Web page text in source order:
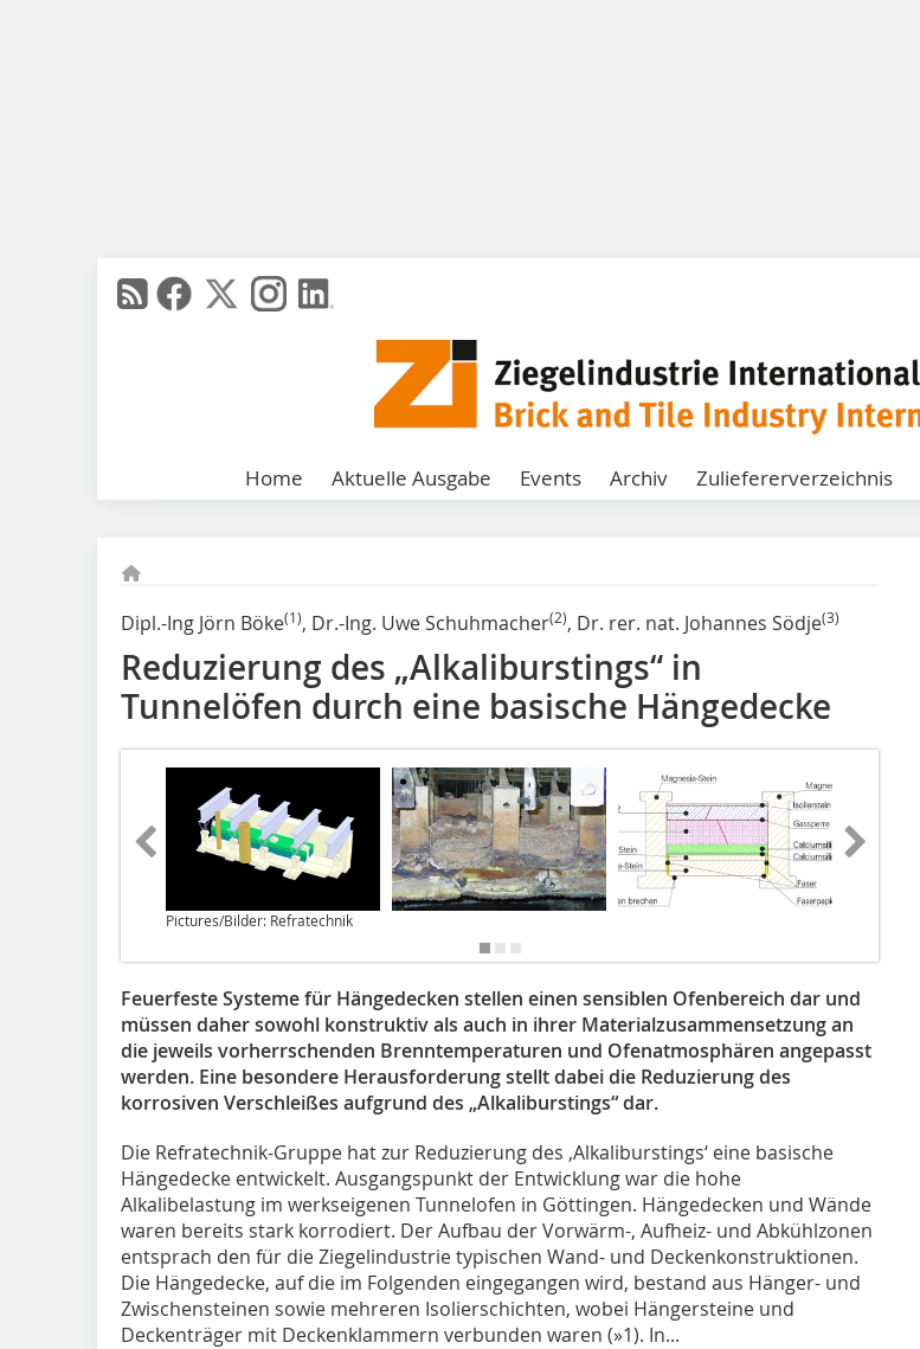
Home Aktuelle Ausgabe Events Archiv Zuliefererverzeichnis
Dipl.-Ing Jörn Böke(1), Dr.-Ing. Uwe Schuhmacher(2), Dr. rer. nat. Johannes Södje(3)
Reduzierung des „Alkaliburstings“ in
Tunnelöfen durch eine basische Hängedecke
Pictures/Bilder: Refratechnik
Feuerfeste Systeme für Hängedecken stellen einen sensiblen Ofenbereich dar und
müssen daher sowohl konstruktiv als auch in ihrer Materialzusammensetzung an
die jeweils vorherrschenden Brenntemperaturen und Ofenatmosphären angepasst
werden. Eine besondere Herausforderung stellt dabei die Reduzierung des
korrosiven Verschleißes aufgrund des „Alkaliburstings“ dar.
Die Refratechnik-Gruppe hat zur Reduzierung des ‚Alkaliburstings‘ eine basische
Hängedecke entwickelt. Ausgangspunkt der Entwicklung war die hohe
Alkalibelastung im werkseigenen Tunnelofen in Göttingen. Hängedecken und Wände
waren bereits stark korrodiert. Der Aufbau der Vorwärm-, Aufheiz- und Abkühlzonen
entsprach den für die Ziegelindustrie typischen Wand- und Deckenkonstruktionen.
Die Hängedecke, auf die im Folgenden eingegangen wird, bestand aus Hänger- und
Zwischensteinen sowie mehreren Isolierschichten, wobei Hängersteine und
Deckenträger mit Deckenklammern verbunden waren (»1). In...